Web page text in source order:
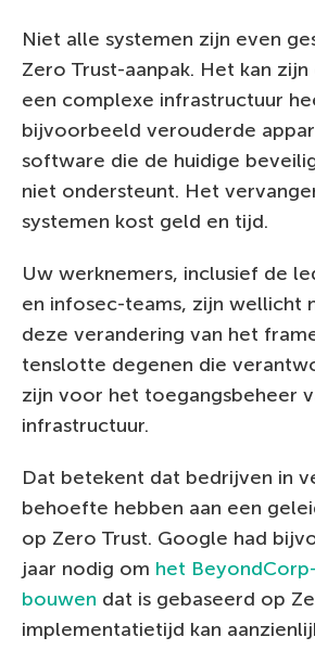
Niet alle systemen zijn even
Zero Trust-aanpak. Het kan
een complexe infrastructuur
bijvoorbeeld verouderde
software die de huidige
niet ondersteunt. Het
systemen kost geld en tijd.
Uw werknemers, inclusief de
en infosec-teams, zijn wellicht
deze verandering van het
tenslotte degenen die
zijn voor het toegangsbeheer
infrastructuur.
Dat betekent dat bedrijven in
behoefte hebben aan een
op Zero Trust. Google had
jaar nodig om het
bouwen dat is gebaseerd op
implementatietijd kan